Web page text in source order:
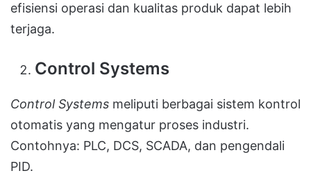
efisiensi operasi dan kualitas produk dapat lebih
terjaga.
Control Systems
Control Systems meliputi berbagai sistem kontrol
otomatis yang mengatur proses industri.
Contohnya: PLC, DCS, SCADA, dan pengendali
PID.